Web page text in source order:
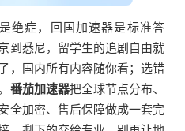
绝症，回国加速器是标准答
到悉尼，留学生的追剧自由就
，国内所有内容随你看；选错
番茄加速器把全球节点分布、
全加密、售后保障做成一套完